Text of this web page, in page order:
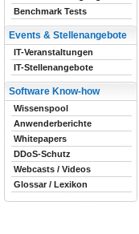
Benchmark Tests
Events & Stellenangebote
IT-Veranstaltungen
IT-Stellenangebote
Software Know-how
Wissenspool
Anwenderberichte
Whitepapers
DDoS-Schutz
Webcasts / Videos
Glossar / Lexikon